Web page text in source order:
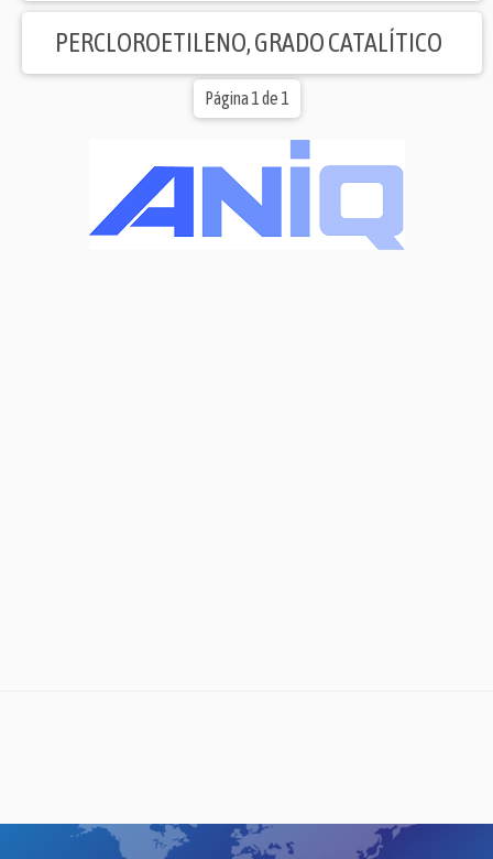
PERCLOROETILENO, GRADO CATALÍTICO
Página 1 de 1